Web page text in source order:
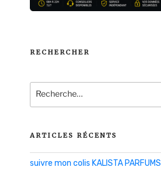
RECHERCHER
pour
:
ARTICLES RÉCENTS
suivre mon colis KALISTA PARFUMS